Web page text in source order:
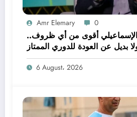
Amr Elemary 0
أقوى من أي ظروف..
بديل عن العودة للدوري الممتاز
6 August، 2026